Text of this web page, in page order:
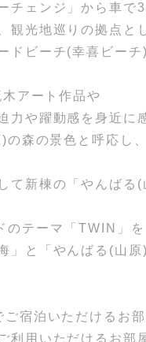
チェンジ」から車で
観光地巡りの拠点と
ドビーチ(幸喜ビー
アート作品や
力や躍動感を身近に
森の景色と呼応し
て新棟の「やんばる
のテーマ「TWIN」を
」と「やんばる(山
宿泊いただけるお
利用いただけるお部